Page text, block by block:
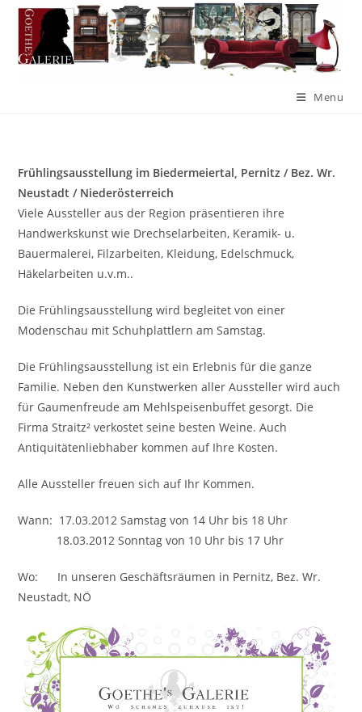
Menu
Frühlingsausstellung im Biedermeiertal, Pernitz / Bez. Wr.
Neustadt / Niederösterreich
Viele Aussteller aus der Region präsentieren ihre
Handwerkskunst wie Drechselarbeiten, Keramik- u.
Bauermalerei, Filzarbeiten, Kleidung, Edelschmuck,
Häkelarbeiten u.v.m..
Die Frühlingsausstellung wird begleitet von einer
Modenschau mit Schuhplattlern am Samstag.
Die Frühlingsausstellung ist ein Erlebnis für die ganze
Familie. Neben den Kunstwerken aller Aussteller wird auch
für Gaumenfreude am Mehlspeisenbuffet gesorgt. Die
Firma Straitz² verkostet seine besten Weine. Auch
Antiquitätenliebhaber kommen auf Ihre Kosten.
Alle Aussteller freuen sich auf Ihr Kommen.
Wann: 17.03.2012 Samstag von 14 Uhr bis 18 Uhr
18.03.2012 Sonntag von 10 Uhr bis 17 Uhr
Wo: In unseren Geschäftsräumen in Pernitz, Bez. Wr.
Neustadt, NÖ